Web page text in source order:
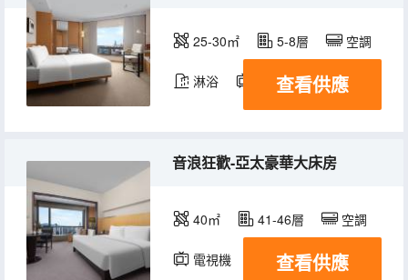
25-30㎡ 5-8層 空調
淋浴 電視機 冰箱
查看供應
音浪狂歡-亞太豪華大床房
40㎡ 41-46層 空調
電視機 查看供應